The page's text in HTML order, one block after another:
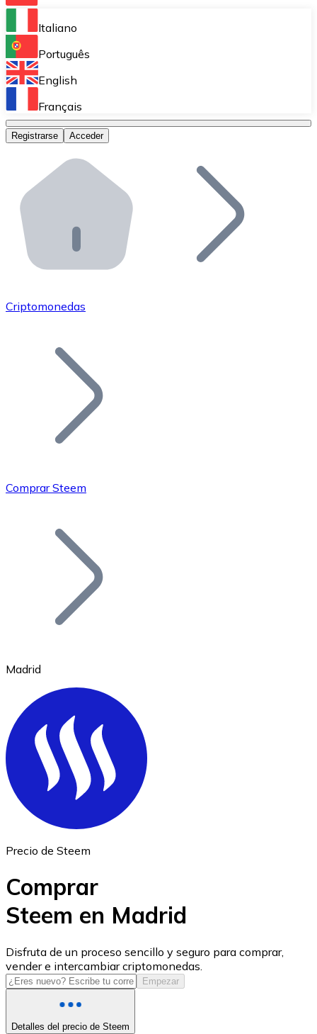
Bitnovo Ramp
Integra nuestra solución en tu plataforma.
Bitnovo Giftcards
Bitnovo OTC
Bitnovo ATM
Integra un ATM Bitnovo en tu negocio y permite que
Bitnovo API
Integra nuestra API en tu ecosistema.
Únete a nuestra red de distribuidores.
Añade tu proyecto a nuestro ecosistema.
Bitcoin
Ethereum
ETH
USD Coin
USDC
Italiano
Português
English
Français
Registrarse Acceder
Criptomonedas
Comprar Steem
Madrid
Precio de Steem
Comprar
Steem en Madrid
Disfruta de un proceso sencillo y seguro para comprar,
vender e intercambiar criptomonedas.
Empezar
Detalles del precio de Steem